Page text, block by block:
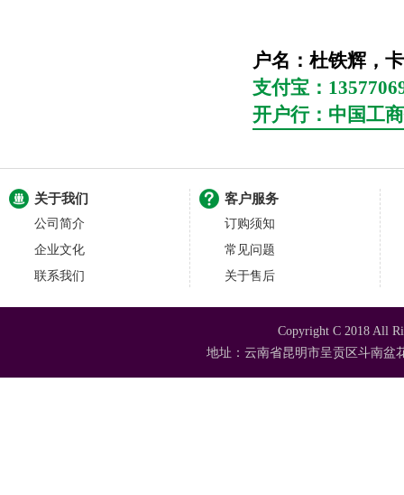
户名：杜铁辉，
支付宝：
开户行：中国工
关于我们
公司简介
企业文化
联系我们
客户服务
订购须知
常见问题
关于售后
Copyright C 2018 All
地址：云南省昆明市呈贡区斗南盆